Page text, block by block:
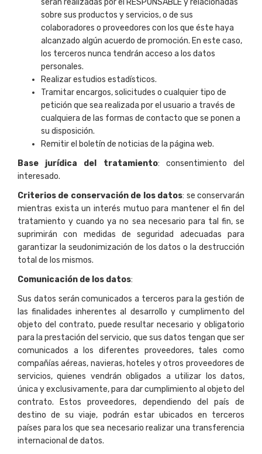
sobre sus productos y servicios, o de sus
colaboradores o proveedores con los que éste haya
alcanzado algún acuerdo de promoción. En este caso,
los terceros nunca tendrán acceso a los datos
personales.
Realizar estudios estadísticos.
Tramitar encargos, solicitudes o cualquier tipo de
petición que sea realizada por el usuario a través de
cualquiera de las formas de contacto que se ponen a
su disposición.
Remitir el boletín de noticias de la página web.
Base jurídica del tratamiento: consentimiento del
interesado.
Criterios de conservación de los datos: se conservarán
mientras exista un interés mutuo para mantener el fin del
tratamiento y cuando ya no sea necesario para tal fin, se
suprimirán con medidas de seguridad adecuadas para
garantizar la seudonimización de los datos o la destrucción
total de los mismos.
Comunicación de los datos:
Sus datos serán comunicados a terceros para la gestión de
las finalidades inherentes al desarrollo y cumplimento del
objeto del contrato, puede resultar necesario y obligatorio
para la prestación del servicio, que sus datos tengan que ser
comunicados a los diferentes proveedores, tales como
compañías aéreas, navieras, hoteles y otros proveedores de
servicios, quienes vendrán obligados a utilizar los datos,
única y exclusivamente, para dar cumplimiento al objeto del
contrato. Estos proveedores, dependiendo del país de
destino de su viaje, podrán estar ubicados en terceros
países para los que sea necesario realizar una transferencia
internacional de datos.